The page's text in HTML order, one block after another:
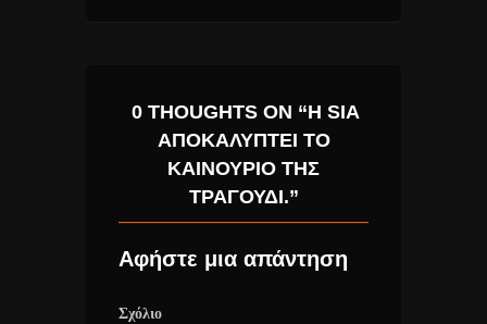
0 THOUGHTS ON “Η SIA
ΑΠΟΚΑΛΎΠΤΕΙ ΤΟ
ΚΑΙΝΟΎΡΙΟ ΤΗΣ
ΤΡΑΓΟΎΔΙ.”
Αφήστε μια απάντηση
Σχόλιο